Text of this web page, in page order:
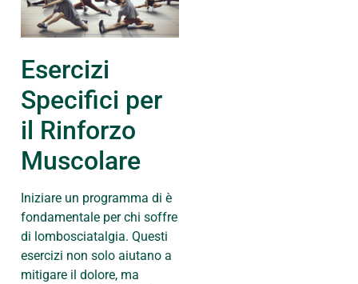
Esercizi
Specifici per
il Rinforzo
Muscolare
Iniziare un programma di è
fondamentale per chi soffre
di lombosciatalgia. Questi
esercizi non solo aiutano a
mitigare il dolore, ma